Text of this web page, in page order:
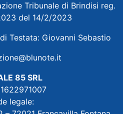
Tribunale di Brindisi reg.
del 14/2/2023
Testata: Giovanni Sebastio
85 SRL
legale: